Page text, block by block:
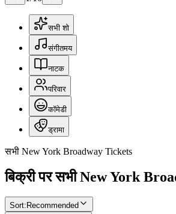
सभी शो
संगीतमय
नाटक
परिवार
कॉमेडी
ड्रामा
सभी New York Broadway Tickets
बिक्री पर सभी New York
Sort: Recommended